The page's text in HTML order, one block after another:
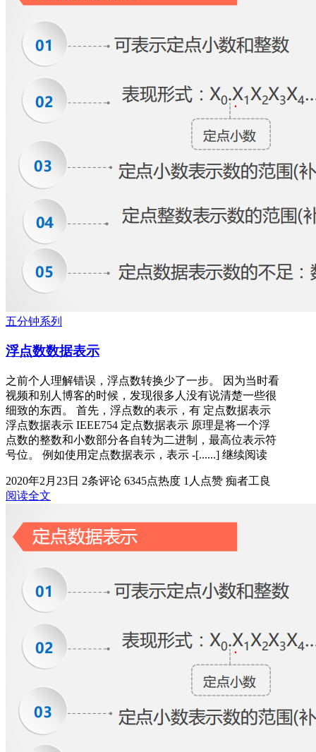
五分钟系列
浮点数数据表示
之前个人理解错误，浮点数转换少了一步。 因为当时看
视频和别人博客的时候，发现很多人没有说清楚一些很
细致的东西。 首先，浮点数的表示，有 定点数据表示
浮点数据表示 IEEE754 定点数据表示 原理是将一个浮
点数的整数和小数部分各自转为二进制，最高位表示符
号位。 例如使用定点数据表示，表示 -[......] 继续阅读
2020年2月23日 2条评论 6345点热度 1人点赞 痴者工良
阅读全文